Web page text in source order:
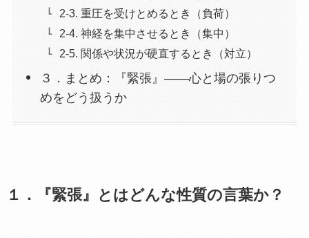
2-3. 重圧を受けとめるとき（負荷）
2-4. 神経を集中させるとき（集中）
2-5. 関係や状況が硬直するとき（対立）
３．まとめ：『緊張』——心と場の張りつ
めをどう扱うか
１．『緊張』とはどんな性質の言葉か？